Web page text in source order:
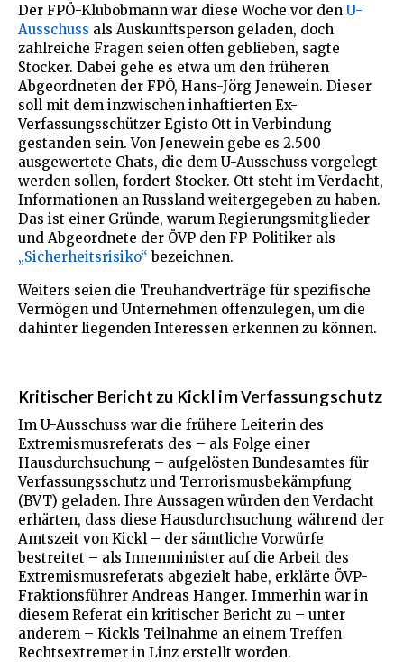
Der FPÖ-Klubobmann war diese Woche vor den U-
Ausschuss als Auskunftsperson geladen, doch
zahlreiche Fragen seien offen geblieben, sagte
Stocker. Dabei gehe es etwa um den früheren
Abgeordneten der FPÖ, Hans-Jörg Jenewein. Dieser
soll mit dem inzwischen inhaftierten Ex-
Verfassungsschützer Egisto Ott in Verbindung
gestanden sein. Von Jenewein gebe es 2.500
ausgewertete Chats, die dem U-Ausschuss vorgelegt
werden sollen, fordert Stocker. Ott steht im Verdacht,
Informationen an Russland weitergegeben zu haben.
Das ist einer Gründe, warum Regierungsmitglieder
und Abgeordnete der ÖVP den FP-Politiker als
„Sicherheitsrisiko“ bezeichnen.
Weiters seien die Treuhandverträge für spezifische
Vermögen und Unternehmen offenzulegen, um die
dahinter liegenden Interessen erkennen zu können.
Kritischer Bericht zu Kickl im Verfassungschutz
Im U-Ausschuss war die frühere Leiterin des
Extremismusreferats des – als Folge einer
Hausdurchsuchung – aufgelösten Bundesamtes für
Verfassungsschutz und Terrorismusbekämpfung
(BVT) geladen. Ihre Aussagen würden den Verdacht
erhärten, dass diese Hausdurchsuchung während der
Amtszeit von Kickl – der sämtliche Vorwürfe
bestreitet – als Innenminister auf die Arbeit des
Extremismusreferats abgezielt habe, erklärte ÖVP-
Fraktionsführer Andreas Hanger. Immerhin war in
diesem Referat ein kritischer Bericht zu – unter
anderem – Kickls Teilnahme an einem Treffen
Rechtsextremer in Linz erstellt worden.